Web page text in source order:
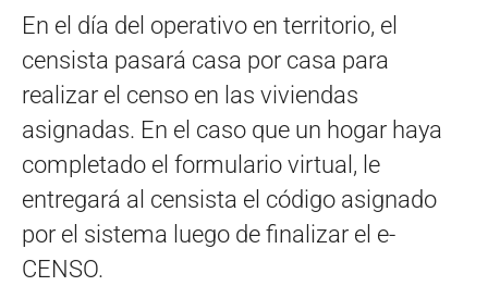
En el día del operativo en territorio, el
censista pasará casa por casa para
realizar el censo en las viviendas
asignadas. En el caso que un hogar haya
completado el formulario virtual, le
entregará al censista el código asignado
por el sistema luego de finalizar el e-
CENSO.